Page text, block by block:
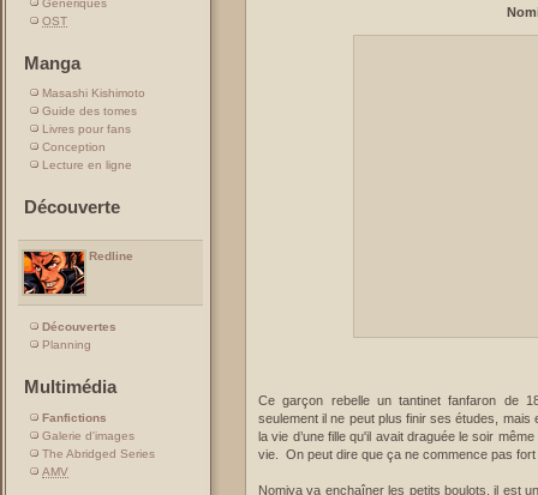
Génériques
OST
Manga
Masashi Kishimoto
Guide des tomes
Livres pour fans
Conception
Lecture en ligne
Découverte
Redline
Découvertes
Planning
Multimédia
Fanfictions
Galerie d'images
The Abridged Series
AMV
Ce garçon rebelle un tantinet fanfaron de
seulement il ne peut plus finir ses études,
la vie d’une fille qu'il avait draguée le soir
vie. On peut dire que ça ne commence pas fort
Nomiya va enchaîner les petits boulots, il est